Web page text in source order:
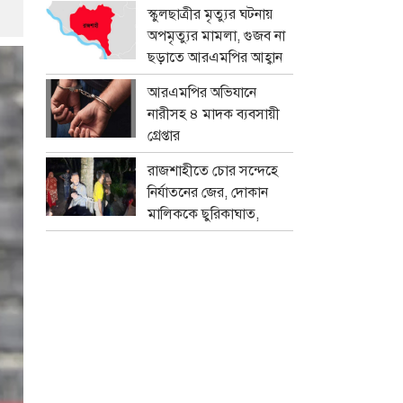
স্কুলছাত্রীর মৃত্যুর ঘটনায়
অপমৃত্যুর মামলা, গুজব না
ছড়াতে আরএমপির আহ্বান
আরএমপির অভিযানে
নারীসহ ৪ মাদক ব্যবসায়ী
গ্রেপ্তার
রাজশাহীতে চোর সন্দেহে
নির্যাতনের জের, দোকান
মালিককে ছুরিকাঘাত,
মামলা